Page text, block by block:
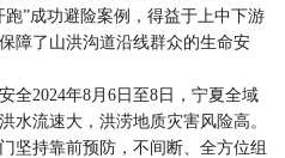
”成功避险案例，得益于上中下游
障了山洪沟道沿线群众的生命安
2024年8月6日至8日，宁夏全域
水流速大，洪涝地质灾害风险高。
坚持靠前预防，不间断、全方位组